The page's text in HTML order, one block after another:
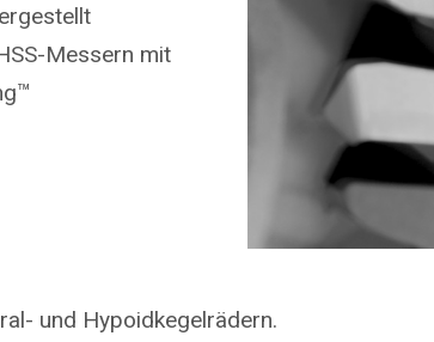
Messern mit
und Hypoidkegelrädern.